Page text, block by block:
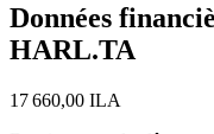
Données
HARL.TA
17 660,00 ILA